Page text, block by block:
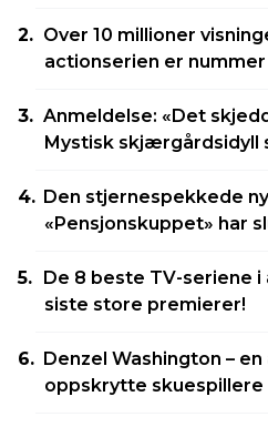
Over 10 millioner
actionserien er nummer
Anmeldelse: «Det
Mystisk skjærgårdsidyll
Den stjernespekkede
«Pensjonskuppet» har
De 8 beste TV-seriene i
siste store premierer!
Denzel Washington –
oppskrytte skuespillere